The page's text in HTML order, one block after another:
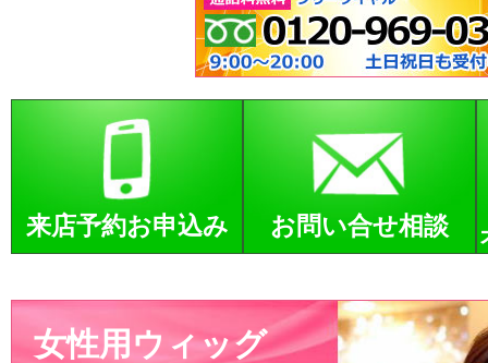
来店予約お申込み お問い合せ相談
女性用ウィッグ